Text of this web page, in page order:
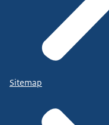
Sitemap